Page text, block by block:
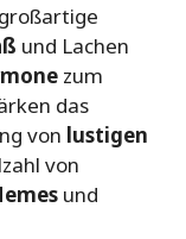
und Lachen
zum
das
von lustigen
von
und